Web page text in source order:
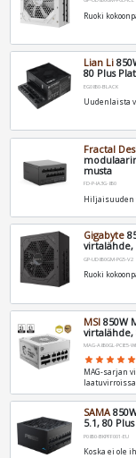
Ruoki
Lian Li
80 Plus
EG0850-BLACK
Uudenlaista
Fractal
musta
FD-P-IA3G-850
Hiljaisuuden
Gigabyte
virtalähde,
GP-UD850GM-PG5-V2
Ruoki
MSI 850W
virtalähde,
MAG-A850GL-PCIE5-
star star star star star
MAG-sarjan
SAMA
5.1, 80
P0850-BKPFF001-EU
Koska ei ole